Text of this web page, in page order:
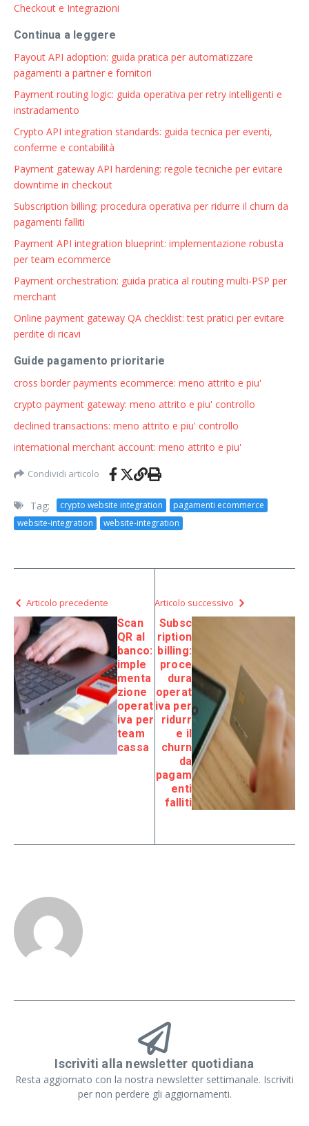
Checkout e Integrazioni
Continua a leggere
Payout API adoption: guida pratica per automatizzare
pagamenti a partner e fornitori
Payment routing logic: guida operativa per retry intelligenti e
instradamento
Crypto API integration standards: guida tecnica per eventi,
conferme e contabilità
Payment gateway API hardening: regole tecniche per evitare
downtime in checkout
Subscription billing: procedura operativa per ridurre il churn da
pagamenti falliti
Payment API integration blueprint: implementazione robusta
per team ecommerce
Payment orchestration: guida pratica al routing multi-PSP per
merchant
Online payment gateway QA checklist: test pratici per evitare
perdite di ricavi
Guide pagamento prioritarie
cross border payments ecommerce: meno attrito e piu'
crypto payment gateway: meno attrito e piu' controllo
declined transactions: meno attrito e piu' controllo
international merchant account: meno attrito e piu'
Condividi articolo
Tag: crypto website integration
pagamenti ecommerce
website-integration
website-integration
Articolo precedente
Scan
QR al
banco:
imple
menta
zione
operat
iva per
team
cassa
Articolo successivo
Subsc
ription
billing:
proce
dura
operat
iva per
ridurr
e il
churn
da
pagam
enti
falliti
Iscriviti alla newsletter quotidiana
Resta aggiornato con la nostra newsletter settimanale. Iscriviti
per non perdere gli aggiornamenti.